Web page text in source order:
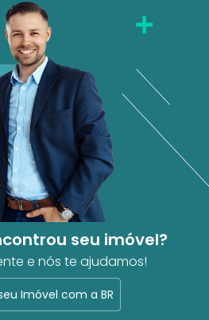
seu imóvel?
e nós te ajudamos!
Imóvel com a BR